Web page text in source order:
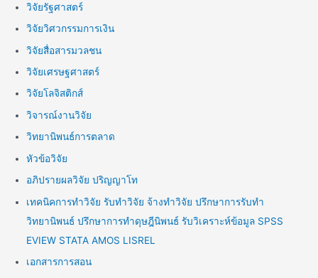
วิจัยรัฐศาสตร์
วิจัยวิศวกรรมการเงิน
วิจัยสื่อสารมวลชน
วิจัยเศรษฐศาสตร์
วิจัยโลจิสติกส์
วิจารณ์งานวิจัย
วิทยานิพนธ์การตลาด
หัวข้อวิจัย
อภิปรายผลวิจัย ปริญญาโท
เทคนิคการทำวิจัย รับทำวิจัย จ้างทำวิจัย ปรึกษาการรับทำ
วิทยานิพนธ์ ปรึกษาการทำดุษฎีนิพนธ์ รับวิเคราะห์ข้อมูล SPSS
EVIEW STATA AMOS LISREL
เอกสารการสอน